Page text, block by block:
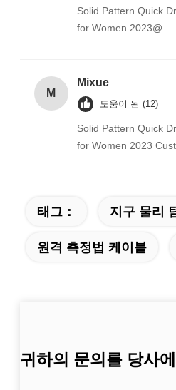
Solid Pattern Quick
for Women 2023@
M
Mixue
도움이 됨 (12)
Solid Pattern Quick
for Women 2023
태그： 지구 물리
원격 측정법 케이블
귀하의 문의를 당사